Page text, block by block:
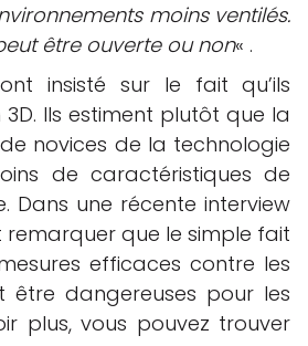
moins ventilés.
être ouverte ou non« .
insisté sur le fait qu’ils
Ils estiment plutôt que la
novices de la technologie
de caractéristiques de
Dans une récente interview
remarquer que le simple fait
efficaces contre les
être dangereuses pour les
plus, vous pouvez trouver